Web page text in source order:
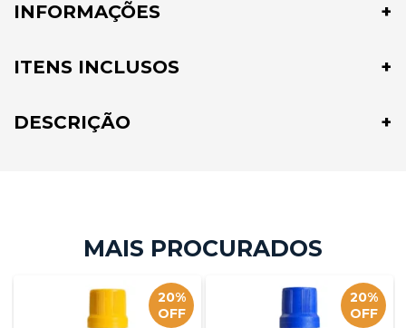
INFORMAÇÕES
ITENS INCLUSOS
DESCRIÇÃO
20%
OFF
20%
OFF